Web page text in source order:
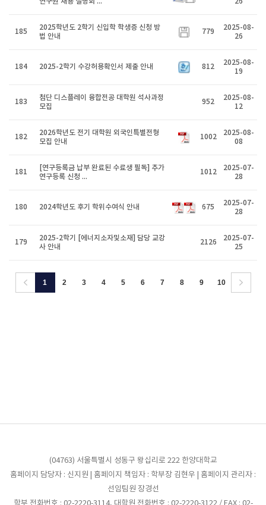
185
2025학년도 2학기 신입학 학생증 신청 방
법 안내
779
2025-08-
26
184 2025-2학기 수강허용확인서 제출 안내 812
2025-08-
19
183
첨단 디스플레이 융합전공 대학원 석사과정
모집
952
2025-08-
12
182
2026학년도 전기 대학원 외국인특별전형
모집 안내
1002
2025-08-
08
181
[연구등록금 납부 완료된 수료생 필독] 추가
연구등록 신청 ...
1012
2025-07-
28
180 2024학년도 후기 학위수여식 안내 675
2025-07-
28
179
2025-2학기 [에너지소자및소재] 담당 교강
사 안내
2126
2025-07-
25
1 2 3 4 5 6 7 8 9 10
(04763) 서울특별시 성동구 왕십리로 222 한양대학교
홈페이지 담당자 : 신지원 | 홈페이지 책임자 : 학부장 김현우 | 홈페이지 관리자 :
선임팀원 장경선